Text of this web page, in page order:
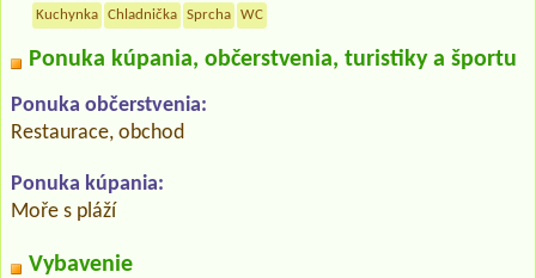
Kuchynka Chladnička Sprcha WC
Ponuka kúpania, občerstvenia, turistiky a športu
Ponuka občerstvenia:
Restaurace, obchod
Ponuka kúpania:
Moře s pláží
Vybavenie